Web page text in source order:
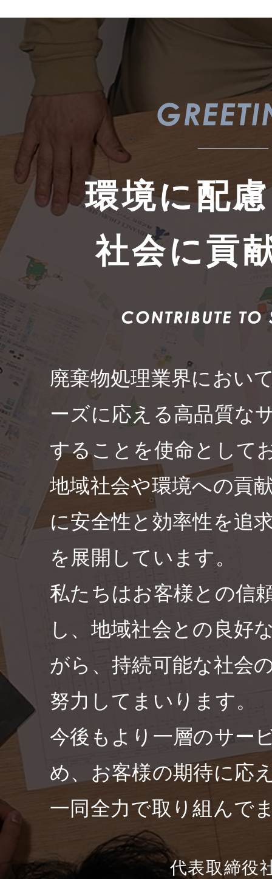
環境に配
社会に貢
廃棄物処理業界におい
ーズに応える高品質な
することを使命として
地域社会や環境への貢
に安全性と効率性を追
を展開しています。
私たちはお客様との信
し、地域社会との良好
がら、持続可能な社会
努力してまいります。
今後もより一層のサー
め、お客様の期待に応
一同全力で取り組んで
代表取締役